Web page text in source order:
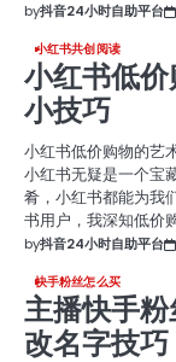
by抖音24小时自助平台
小红书共创阅读
小红书低
小技巧
小红书低价购物的艺
小红书无疑是一个宝
肴，小红书都能为我
书用户，我深知低价
by抖音24小时自助平台
快手粉丝怎么买
主播快手
改名字技巧